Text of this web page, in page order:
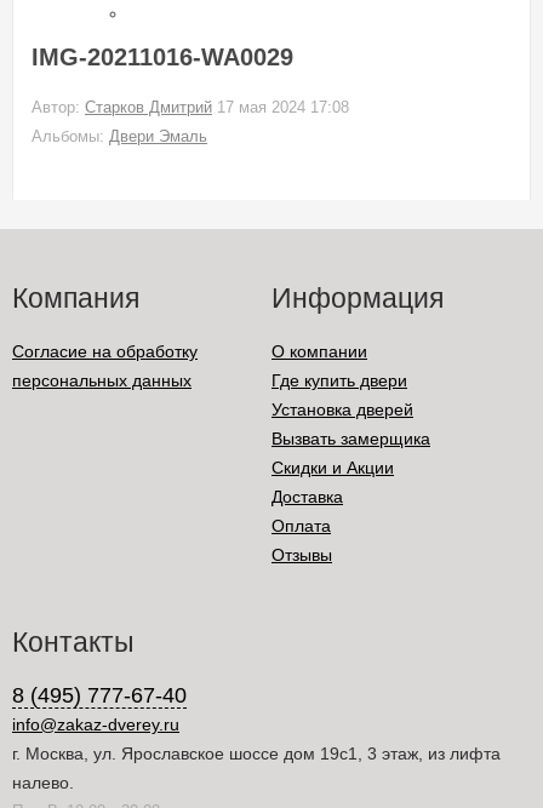
IMG-20211016-WA0029
Автор: Старков Дмитрий 17 мая 2024 17:08
Альбомы: Двери Эмаль
Компания
Согласие на обработку
персональных данных
Информация
О компании
Где купить двери
Установка дверей
Вызвать замерщика
Скидки и Акции
Доставка
Оплата
Отзывы
Контакты
8 (495) 777-67-40
info@zakaz-dverey.ru
г. Москва, ул. Ярославское шоссе дом 19с1, 3 этаж, из лифта
налево.